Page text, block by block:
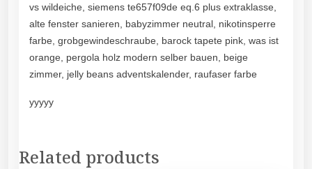
vs wildeiche, siemens te657f09de eq.6 plus extraklasse,
alte fenster sanieren, babyzimmer neutral, nikotinsperre
farbe, grobgewindeschraube, barock tapete pink, was ist
orange, pergola holz modern selber bauen, beige
zimmer, jelly beans adventskalender, raufaser farbe
yyyyy
Related products